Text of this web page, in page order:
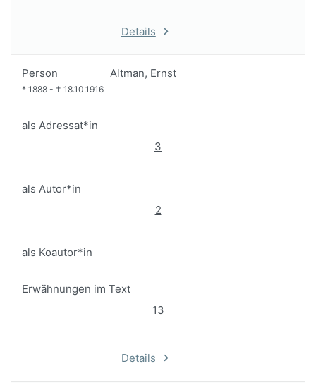
Details
Person Altman, Ernst
* 1888 - † 18.10.1916
als Adressat*in
3
als Autor*in
2
als Koautor*in
Erwähnungen im Text
13
Details